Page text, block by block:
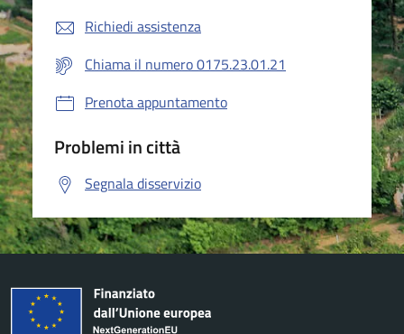
Richiedi assistenza
Chiama il numero 0175.23.01.21
Prenota appuntamento
Problemi in città
Segnala disservizio